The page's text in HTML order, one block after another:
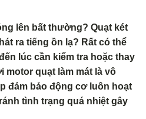
lên bất thường? Quạt két
ra tiếng ồn lạ? Rất có thể
lúc cần kiểm tra hoặc thay
motor quạt làm mát là vô
đảm bảo động cơ luôn hoạt
tình trạng quá nhiệt gây